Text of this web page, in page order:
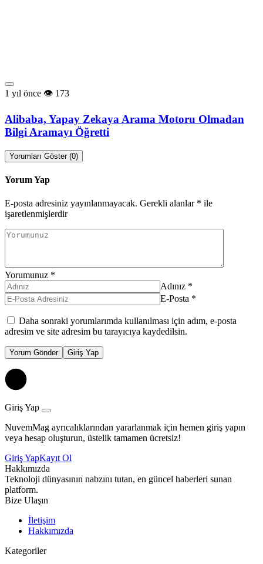
1 yıl önce 173
Alibaba, Yapay Zekaya Arama Motoru Olmadan
Bilgi Aramayı Öğretti
Yorumları Göster (0)
Yorum Yap
E-posta adresiniz yayınlanmayacak. Gerekli alanlar * ile
işaretlenmişlerdir
Yorumunuz *
Adınız *
E-Posta *
Daha sonraki yorumlarımda kullanılması için adım, e-posta
adresim ve site adresim bu tarayıcıya kaydedilsin.
Yorum Gönder Giriş Yap
Giriş Yap
NuvemMag ayrıcalıklarından yararlanmak için hemen giriş yapın
veya hesap oluşturun, üstelik tamamen ücretsiz!
Giriş YapKayıt Ol
Hakkımızda
Teknoloji dünyasının nabzını tutan, en güncel haberleri sunan
platform.
Bize Ulaşın
İletişim
Hakkımızda
Kategoriler